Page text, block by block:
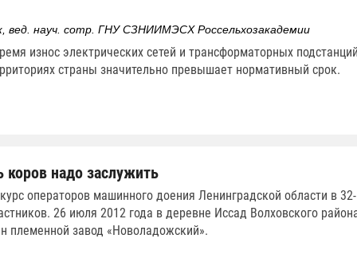
вед. науч. сотр. ГНУ СЗНИИМЭСХ Россельхозакадемии
износ электрических сетей и трансформаторных
страны значительно превышает нормативный срок.
коров надо заслужить
операторов машинного доения Ленинградской области в
26 июля 2012 года в деревне Иссад Волховского
племенной завод «Новоладожский».